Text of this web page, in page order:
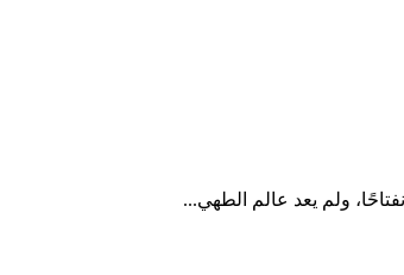
ولم يعد عالم الطهي...